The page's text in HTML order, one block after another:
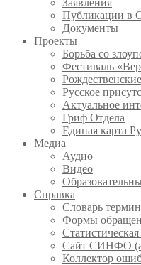
Заявления
Публикации в
Документы
Проекты
Борьба со
Фестиваль
Русское
Актуальное
Гриф Отдела
Единая карта
Медиа
Аудио
Видео
Справка
Словарь
Формы
Сайт СИНФО
Коллектор